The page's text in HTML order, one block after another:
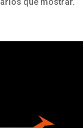
que mostrar.